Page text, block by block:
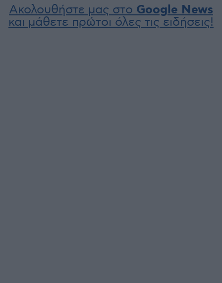
Ακολουθήστε μας στο Google News
και μάθετε πρώτοι όλες τις ειδήσεις!